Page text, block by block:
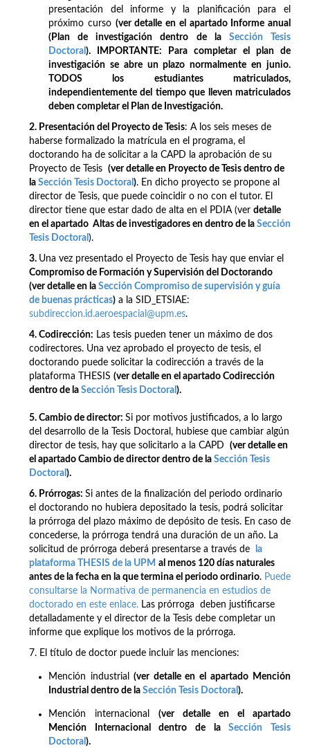
presentación del informe y la planificación para el
próximo curso (ver detalle en el apartado Informe anual
(Plan de investigación dentro de la Sección Tesis
Doctoral ). IMPORTANTE: Para completar el plan de
investigación se abre un plazo normalmente en junio.
TODOS los estudiantes matriculados,
independientemente del tiempo que lleven matriculados
deben completar el Plan de Investigación.
2. Presentación del Proyecto de Tesis: A los seis meses de
haberse formalizado la matrícula en el programa, el
doctorando ha de solicitar a la CAPD la aprobación de su
Proyecto de Tesis (ver detalle en Proyecto de Tesis dentro de
la Sección Tesis Doctoral ). En dicho proyecto se propone al
director de Tesis, que puede coincidir o no con el tutor. El
director tiene que estar dado de alta en el PDIA (ver detalle
en el apartado Altas de investigadores en dentro de la Sección
Tesis Doctoral ).
3. Una vez presentado el Proyecto de Tesis hay que enviar el
Compromiso de Formación y Supervisión del Doctorando
(ver detalle en la Sección Compromiso de supervisión y guía
de buenas prácticas) a la SID_ETSIAE:
subdireccion.id.aeroespacial@upm.es.
4. Codirección: Las tesis pueden tener un máximo de dos
codirectores. Una vez aprobado el proyecto de tesis, el
doctorando puede solicitar la codirección a través de la
plataforma THESIS (ver detalle en el apartado Codirección
dentro de la Sección Tesis Doctoral ).
5. Cambio de director: Si por motivos justificados, a lo largo
del desarrollo de la Tesis Doctoral, hubiese que cambiar algún
director de tesis, hay que solicitarlo a la CAPD (ver detalle en
el apartado Cambio de directordentro de la Sección Tesis
Doctoral ).
6. Prórrogas: Si antes de la finalización del periodo ordinario
el doctorando no hubiera depositado la tesis, podrá solicitar
la prórroga del plazo máximo de depósito de tesis. En caso de
concederse, la prórroga tendrá una duración de un año. La
solicitud de prórroga deberá presentarse a través de
la
plataforma THESIS de la UPM al menos 120 días naturales
antes de la fecha en la que termina el periodo ordinario. Puede
consultarse la Normativa de permanencia en estudios de
doctorado en este enlace. Las prórroga deben justificarse
detalladamente y el director de la Tesis debe completar un
informe que explique los motivos de la prórroga.
7. El título de doctor puede incluir las menciones:
Mención industrial
(ver detalle en el apartado Mención
Industrial dentro de la Sección Tesis Doctoral ).
Mención internacional (ver detalle en el apartado
Mención Internacionaldentro de laSección Tesis
Doctoral ).